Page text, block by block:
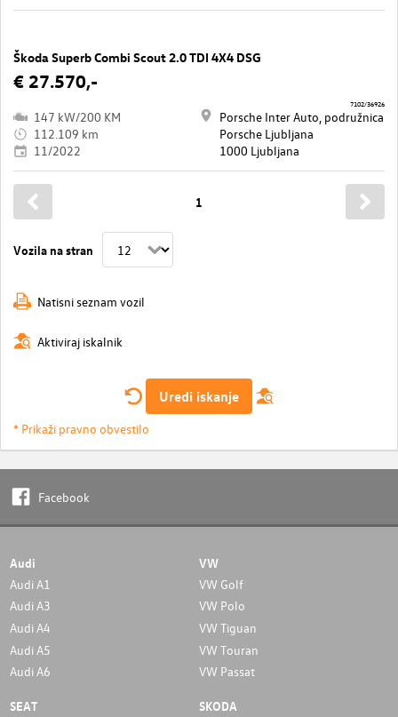
Škoda Superb Combi Scout 2.0 TDI 4X4 DSG
€ 27.570,-
147 kW/200 KM
112.109 km
11/2022
Porsche Inter Auto, podružnica
Porsche Ljubljana
1000 Ljubljana
7102/36926
Vozila na stran
1
Natisni seznam vozil
Aktiviraj iskalnik
Uredi iskanje
* Prikaži pravno obvestilo
Facebook
Audi
Audi A1
Audi A3
Audi A4
Audi A5
Audi A6
VW
VW Golf
VW Polo
VW Tiguan
VW Touran
VW Passat
SEAT SKODA